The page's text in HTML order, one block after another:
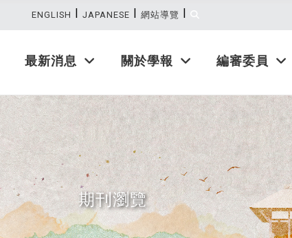
最新消息 關於學報 編審委員
ENGLISH | JAPANESE | 網站導覽 |
期刊瀏覽